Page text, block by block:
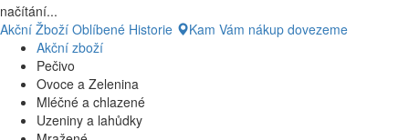
načítání...
Akční Žboží Oblíbené Historie
Kam Vám nákup dovezeme
Akční zboží
Pečivo
Ovoce a Zelenina
Mléčné a chlazené
Uzeniny a lahůdky